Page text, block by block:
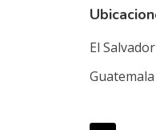
El Salvador
Guatemala